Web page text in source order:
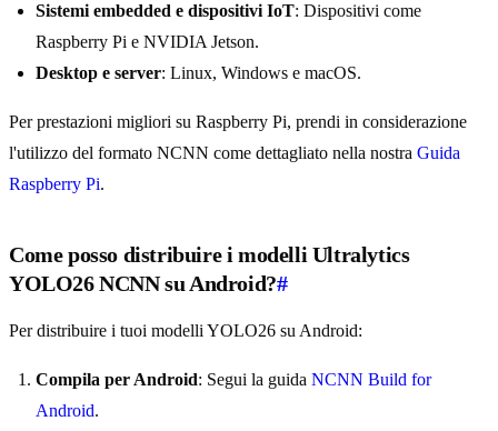
Sistemi embedded e dispositivi IoT: Dispositivi come
Raspberry Pi e NVIDIA Jetson.
Desktop e server: Linux, Windows e macOS.
Per prestazioni migliori su Raspberry Pi, prendi in considerazione
l'utilizzo del formato NCNN come dettagliato nella nostra Guida
Raspberry Pi.
Come posso distribuire i modelli Ultralytics
YOLO26 NCNN su Android?#
Per distribuire i tuoi modelli YOLO26 su Android:
Compila per Android: Segui la guida NCNN Build for
Android.